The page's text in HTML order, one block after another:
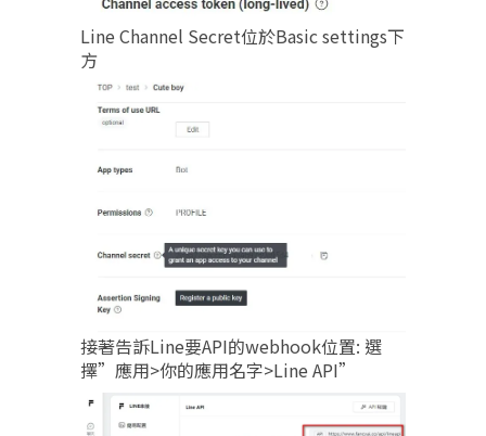
Line Channel Secret位於Basic settings下
方
接著告訴Line要API的webhook位置: 選
擇”應用>你的應用名字>Line API”